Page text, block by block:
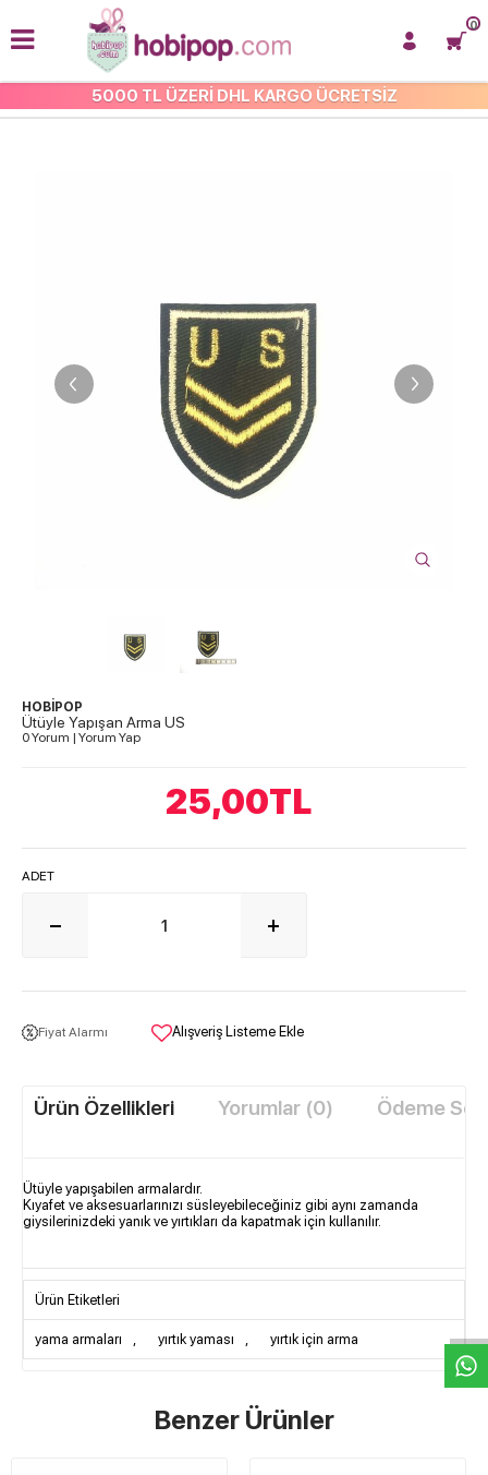
W
h
t
s
a
p
p
D
e
s
e
H
a
t
t
5000 TL ÜZERİ DHL KARGO ÜCRETSİZ
0
İŞLEMELİ ARMA VE APLİKE
HOBİPOP
Ütüyle Yapışan Arma US
0 Yorum | Yorum Yap
25,00TL
ADET
Fiyat Alarmı Alışveriş Listeme Ekle
Ürün Özellikleri Yorumlar (0) Ödeme
Ütüyle yapışabilen armalardır.
Kıyafet ve aksesuarlarınızı süsleyebileceğiniz gibi aynı zamanda
giysilerinizdeki yanık ve yırtıkları da kapatmak için kullanılır.
Ürün Etiketleri
yama armaları , yırtık yaması , yırtık için arma
Benzer Ürünler